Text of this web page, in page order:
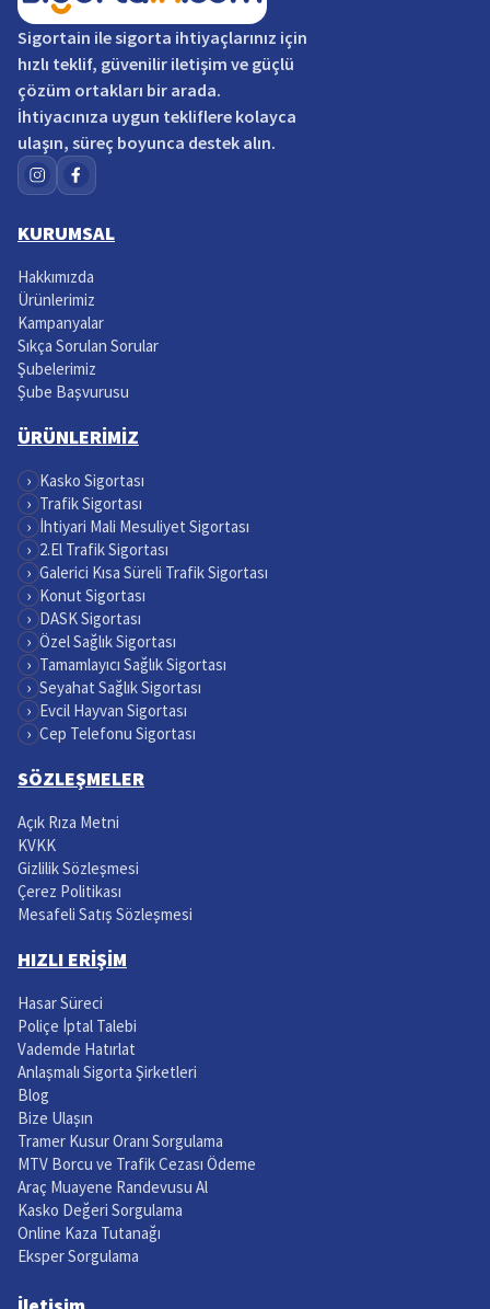
Sigortain ile sigorta ihtiyaçlarınız için
hızlı teklif, güvenilir iletişim ve güçlü
çözüm ortakları bir arada.
İhtiyacınıza uygun tekliflere kolayca
ulaşın, süreç boyunca destek alın.
KURUMSAL
Hakkımızda
Ürünlerimiz
Kampanyalar
Sıkça Sorulan Sorular
Şubelerimiz
Şube Başvurusu
ÜRÜNLERİMİZ
› Kasko Sigortası
› Trafik Sigortası
› İhtiyari Mali Mesuliyet Sigortası
› 2.El Trafik Sigortası
› Galerici Kısa Süreli Trafik Sigortası
› Konut Sigortası
› DASK Sigortası
› Özel Sağlık Sigortası
› Tamamlayıcı Sağlık Sigortası
› Seyahat Sağlık Sigortası
› Evcil Hayvan Sigortası
› Cep Telefonu Sigortası
SÖZLEŞMELER
Açık Rıza Metni
KVKK
Gizlilik Sözleşmesi
Çerez Politikası
Mesafeli Satış Sözleşmesi
HIZLI ERİŞİM
Hasar Süreci
Poliçe İptal Talebi
Vademde Hatırlat
Anlaşmalı Sigorta Şirketleri
Blog
Bize Ulaşın
Tramer Kusur Oranı Sorgulama
MTV Borcu ve Trafik Cezası Ödeme
Araç Muayene Randevusu Al
Kasko Değeri Sorgulama
Online Kaza Tutanağı
Eksper Sorgulama